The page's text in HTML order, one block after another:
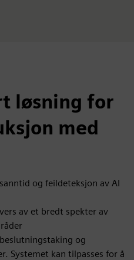
løsning for
med
og feildeteksjon av AI
av et bredt spekter av
og
Systemet kan tilpasses for å